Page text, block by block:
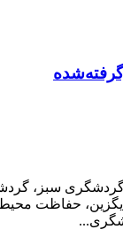
گردشگری سبز،
حفاظت